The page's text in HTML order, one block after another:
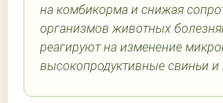
на комбикорма и снижая
организмов животных
реагируют на изменение
высокопродуктивные свиньи и